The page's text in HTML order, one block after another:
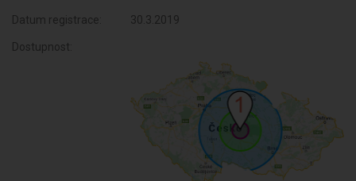
Datum registrace: 30.3.2019
Dostupnost: